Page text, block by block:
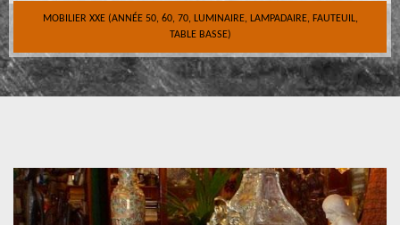
MOBILIER XXE (ANNÉE 50, 60, 70, LUMINAIRE, LAMPADAIRE, FAUTEUIL,
TABLE BASSE)